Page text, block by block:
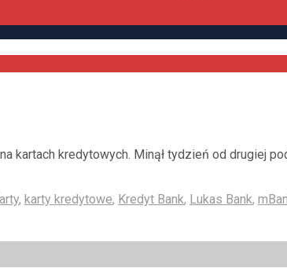
kartach kredytowych. Minął tydzień od drugiej
, karty kredytowe, Kredyt Bank, Lukas Bank,